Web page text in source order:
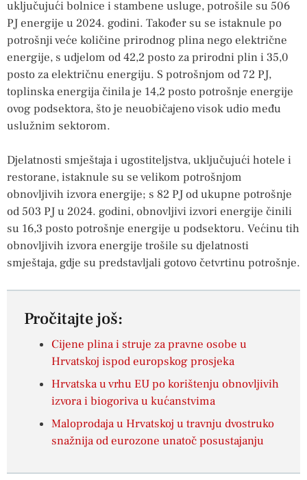
uključujući bolnice i stambene usluge, potrošile su 506
PJ energije u 2024. godini. Također su se istaknule po
potrošnji veće količine prirodnog plina nego električne
energije, s udjelom od 42,2 posto za prirodni plin i 35,0
posto za električnu energiju. S potrošnjom od 72 PJ,
toplinska energija činila je 14,2 posto potrošnje energije
ovog podsektora, što je neuobičajeno visok udio među
uslužnim sektorom.
Djelatnosti smještaja i ugostiteljstva, uključujući hotele i
restorane, istaknule su se velikom potrošnjom
obnovljivih izvora energije; s 82 PJ od ukupne potrošnje
od 503 PJ u 2024. godini, obnovljivi izvori energije činili
su 16,3 posto potrošnje energije u podsektoru. Većinu tih
obnovljivih izvora energije trošile su djelatnosti
smještaja, gdje su predstavljali gotovo četvrtinu potrošnje.
Pročitajte još:
Cijene plina i struje za pravne osobe u
Hrvatskoj ispod europskog prosjeka
Hrvatska u vrhu EU po korištenju obnovljivih
izvora i biogoriva u kućanstvima
Maloprodaja u Hrvatskoj u travnju dvostruko
snažnija od eurozone unatoč posustajanju